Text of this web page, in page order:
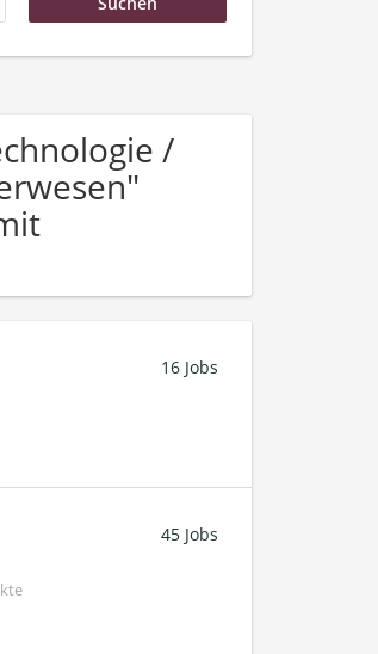
/
16 Jobs
45 Jobs